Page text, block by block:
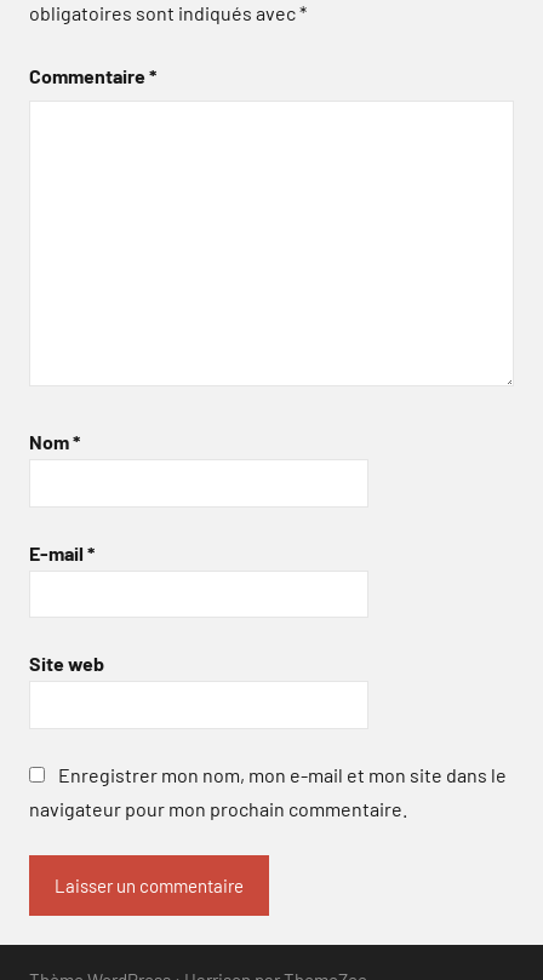
obligatoires sont indiqués avec*
Commentaire*
Nom*
E-mail *
Site web
Enregistrer mon nom, mon e-mail et mon site dans le
navigateur pour mon prochain commentaire.